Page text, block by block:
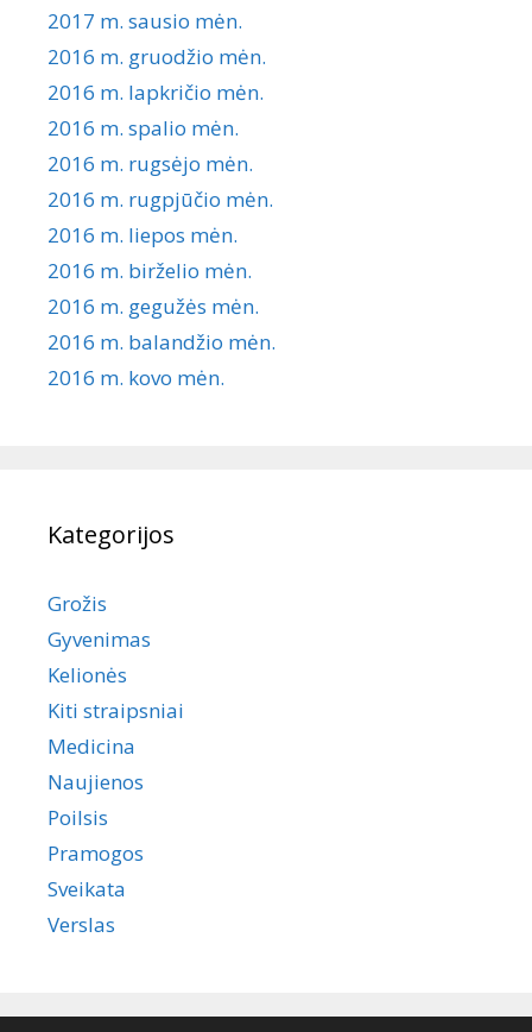
2017 m. sausio mėn.
2016 m. gruodžio mėn.
2016 m. lapkričio mėn.
2016 m. spalio mėn.
2016 m. rugsėjo mėn.
2016 m. rugpjūčio mėn.
2016 m. liepos mėn.
2016 m. birželio mėn.
2016 m. gegužės mėn.
2016 m. balandžio mėn.
2016 m. kovo mėn.
Kategorijos
Grožis
Gyvenimas
Kelionės
Kiti straipsniai
Medicina
Naujienos
Poilsis
Pramogos
Sveikata
Verslas